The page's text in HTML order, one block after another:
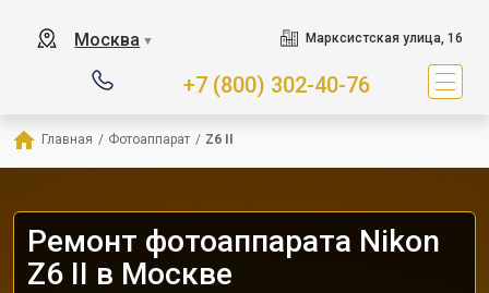
Москва ▼ Марксистская улица, 16
+7 (800) 302-40-76
Главная / Фотоаппарат / Z6 II
Ремонт фотоаппарата Nikon
Z6 II в Москве